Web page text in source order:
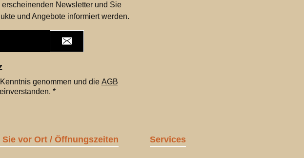
Newsletter und Sie
und Angebote informiert werden.
genommen und die AGB
*
Sie vor Ort / Öffnungszeiten Services